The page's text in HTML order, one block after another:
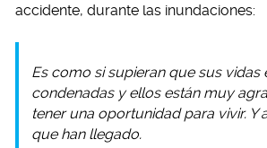
accidente, durante las inundaciones:
Es como si supieran que sus vidas
condenadas y ellos están muy
tener una oportunidad para vivir. Y
que han llegado.